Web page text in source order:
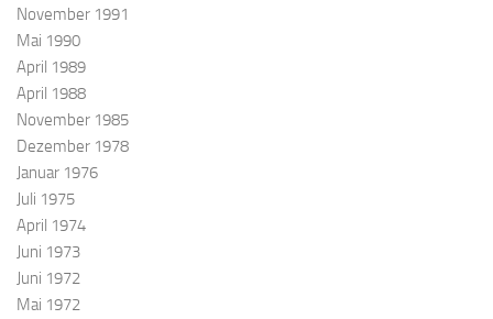
November 1991
Mai 1990
April 1989
April 1988
November 1985
Dezember 1978
Januar 1976
Juli 1975
April 1974
Juni 1973
Juni 1972
Mai 1972